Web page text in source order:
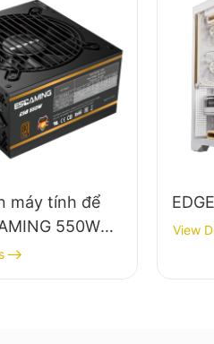
máy tính để
550W
cao, hiệu
đạt chuẩn
View